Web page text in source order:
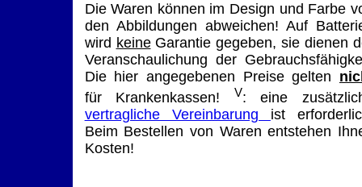
Die Waren können im Design und Farbe
den Abbildungen abweichen! Auf
wird keineGarantie gegeben, sie dienen
Veranschaulichung der
Die hier angegebenen Preise gelten
für Krankenkassen!
V: eine
vertragliche Vereinbarung ist
Beim Bestellen von Waren entstehen
Kosten!